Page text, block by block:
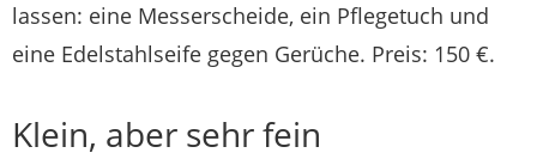
lassen: eine Messerscheide, ein Pflegetuch und
eine Edelstahlseife gegen Gerüche. Preis: 150 €.
Klein, aber sehr fein